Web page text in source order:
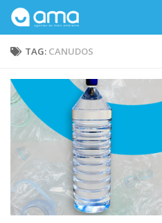
Skip to content
TAG: CANUDOS